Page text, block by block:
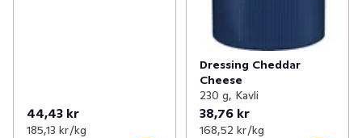
44,43 kr
185,13 kr /kg
Dressing Cheddar
Cheese
230 g, Kavli
38,76 kr
168,52 kr /kg